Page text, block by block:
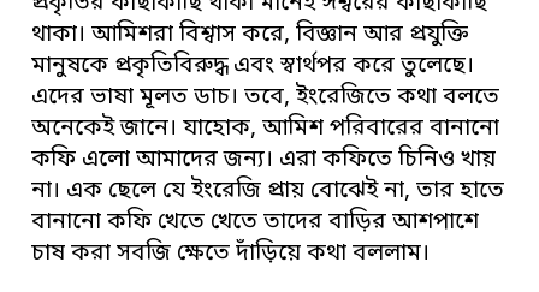
থাকা। আমিশরা বিশ্বাস করে, বিজ্ঞান আর প্রযুক্তি
মানুষকে প্রকৃতিবিরুদ্ধ এবং স্বার্থপর করে তুলেছে।
এদের ভাষা মূলত ডাচ। তবে, ইংরেজিতে কথা বলতে
অনেকেই জানে। যাহোক, আমিশ পরিবারের বানানো
কফি এলো আমাদের জন্য। এরা কফিতে চিনিও খায়
না। এক ছেলে যে ইংরেজি প্রায় বোঝেই না, তার হাতে
বানানো কফি খেতে খেতে তাদের বাড়ির আশপাশে
চাষ করা সবজি ক্ষেতে দাঁড়িয়ে কথা বললাম।